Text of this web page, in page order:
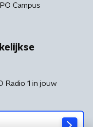
Campus
Radio 1 in jouw